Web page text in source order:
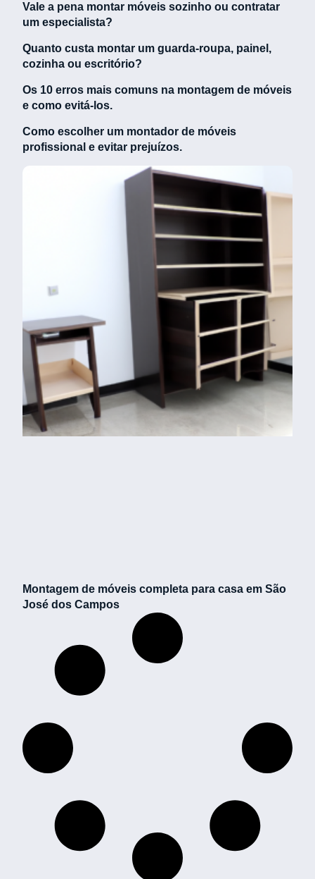
Vale a pena montar móveis sozinho ou contratar
um especialista?
Quanto custa montar um guarda-roupa, painel,
cozinha ou escritório?
Os 10 erros mais comuns na montagem de móveis
e como evitá-los.
Como escolher um montador de móveis
profissional e evitar prejuízos.
Montagem de móveis completa para casa em São
José dos Campos